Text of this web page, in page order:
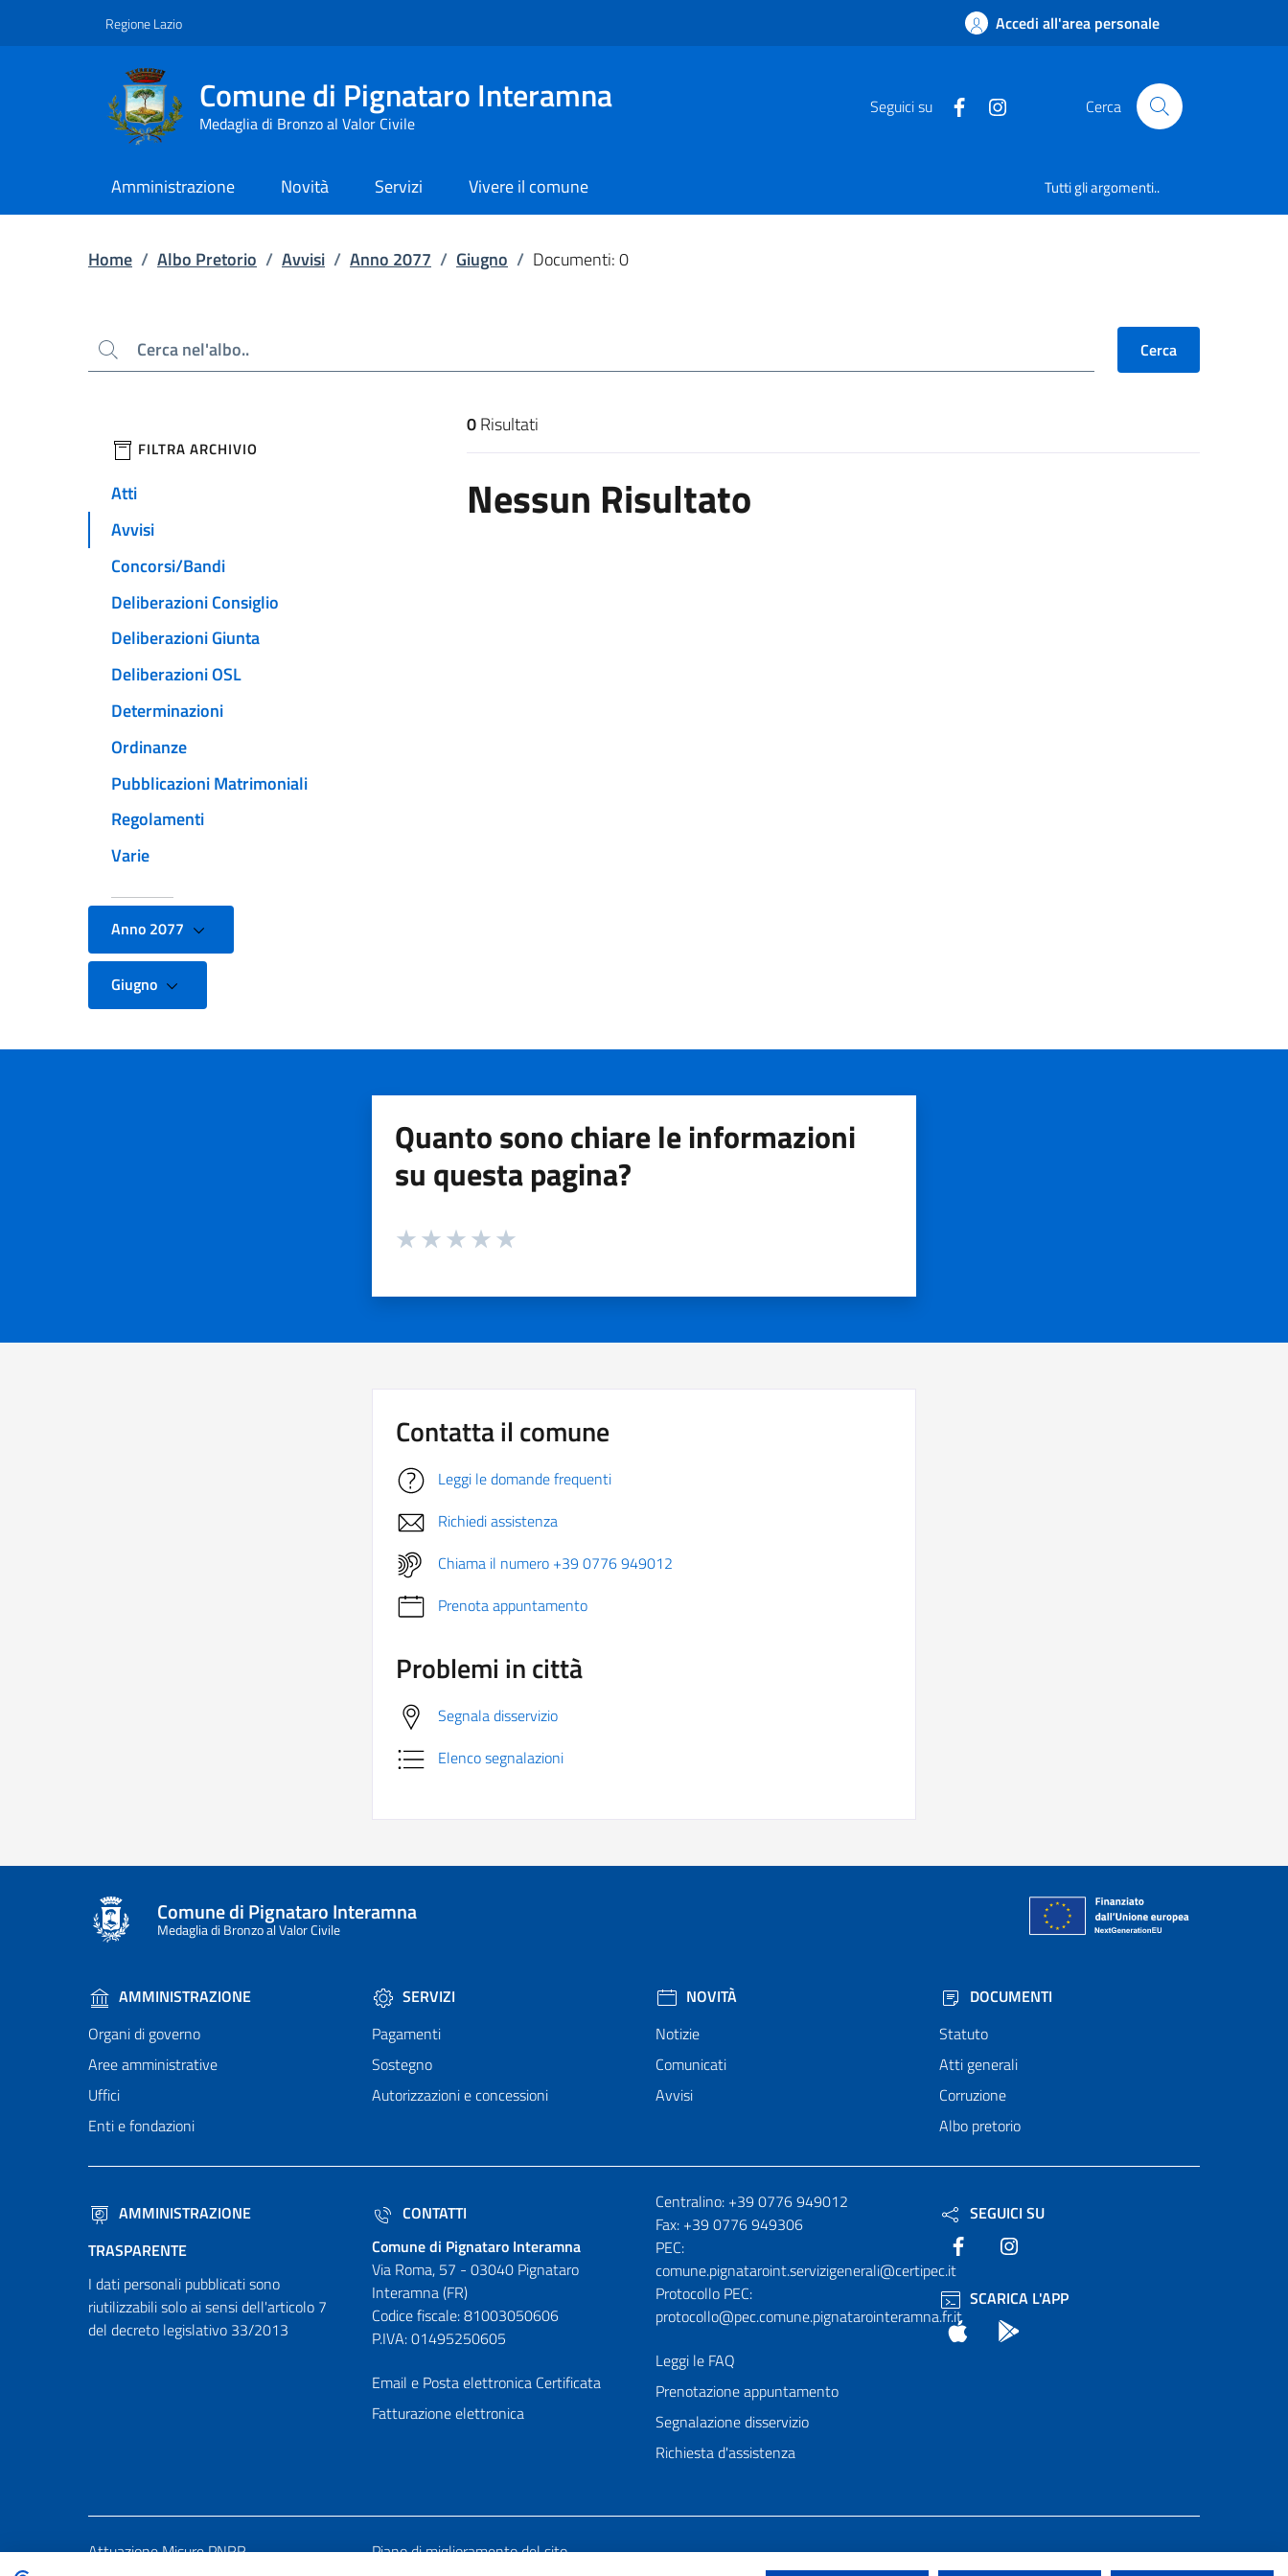
Regione Lazio Accedi all'area personale
Comune di Pignataro Interamna
Medaglia di Bronzo al Valor Civile
Seguici su Cerca
Amministrazione Novità Servizi Vivere il comune Tutti gli argomenti..
Home / Albo Pretorio / Avvisi / Anno 2077 / Giugno / Documenti: 0
Cerca Cerca
filtri da applicare
FILTRA ARCHIVIO
Atti
Avvisi
Concorsi/Bandi
Deliberazioni Consiglio
Deliberazioni Giunta
Deliberazioni OSL
Determinazioni
Ordinanze
Pubblicazioni Matrimoniali
Regolamenti
Varie
Anno 2077
Giugno
Risultati di ricerca
0Risultati
Nessun Risultato
Quanto sono chiare le informazioni
su questa pagina?
Valuta da 1 a 5 stelle la pagina
Contatta il comune
Leggi le domande frequenti
Richiedi assistenza
Chiama il numero +39 0776 949012
Prenota appuntamento
Problemi in città
Segnala disservizio
Elenco segnalazioni
Comune di Pignataro Interamna
Medaglia di Bronzo al Valor Civile
AMMINISTRAZIONE
Organi di governo
Aree amministrative
Uffici
Enti e fondazioni
SERVIZI
Pagamenti
Sostegno
Autorizzazioni e concessioni
NOVITÀ
Notizie
Comunicati
Avvisi
DOCUMENTI
Statuto
Atti generali
Corruzione
Albo pretorio
AMMINISTRAZIONE
TRASPARENTE
I dati personali pubblicati sono
riutilizzabili solo ai sensi dell'articolo 7
del decreto legislativo 33/2013
CONTATTI
Comune di Pignataro Interamna
Via Roma, 57 - 03040 Pignataro
Interamna (FR)
Codice fiscale: 81003050606
P.IVA: 01495250605
Email e Posta elettronica Certificata
Fatturazione elettronica
Numeri utili
Centralino: +39 0776 949012
Fax: +39 0776 949306
PEC:
comune.pignataroint.servizigenerali@certipec.it
Protocollo PEC:
protocollo@pec.comune.pignatarointeramna.fr.it
Leggi le FAQ
Prenotazione appuntamento
Segnalazione disservizio
Richiesta d'assistenza
SEGUICI SU
Facebook
SCARICA L'APP
App Store
Attuazione Misure PNRR Piano di miglioramento del sito